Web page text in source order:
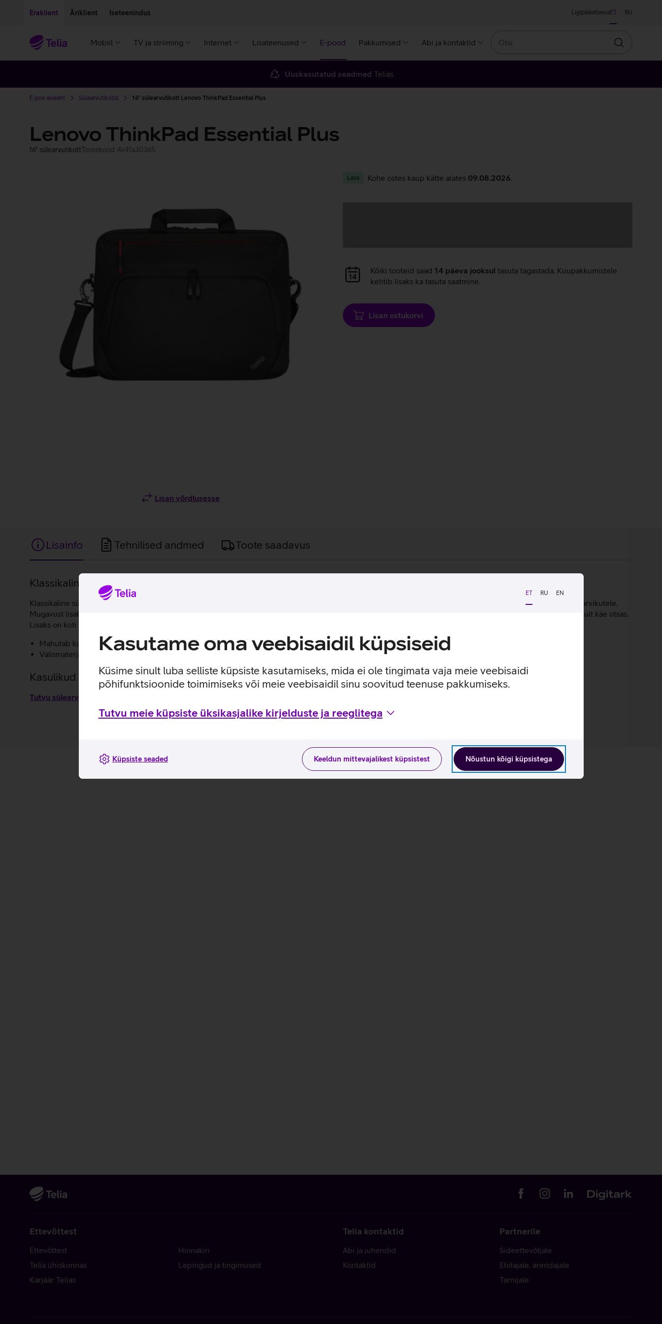
ET RU EN
Kasutame oma veebisaidil küpsiseid
Küsime sinult luba selliste küpsiste kasutamiseks, mida ei ole tingimata vaja meie veebisaidi
põhifunktsioonide toimimiseks või meie veebisaidil sinu soovitud teenuse pakkumiseks.
Tutvu meie küpsiste üksikasjalike kirjelduste ja reeglitega
Nõustun kõigi küpsistega
Keeldun mittevajalikest küpsistest
Küpsiste seaded
Eraklient Äriklient Iseteenindus LigipääsetavusET RU
Mobiil TV ja striiming Internet Lisateenused E-pood Pakkumised Abi ja kontaktid
Otsin
Uuskasutatud seadmed Telias
E-poe avaleht Sülearvutikotid 16" sülearvutikott Lenovo ThinkPad Essential Plus
Lenovo ThinkPad Essential Plus
16" sülearvutikottTootekood: 4x41a30365
Lisan võrdlusesse
Laos Kohe ostes kaup kätte alates 09.08.2026
Andmete
laadimine
Kõiki tooteid saad 14 päeva jooksul tasuta tagastada. Kuupakkumistele
kehtib lisaks ka tasuta saatmine.
Lisan ostukorvi
Lisainfo Tehnilised andmed Toote saadavus
Lisainfo
Klassikaline sülearvutikott igapäevaseks kasutamiseks.
Klassikaline sülearvutikott, mis mahutab kuni 16-tollise sülearvuti. Kotil on eraldi sülearvutisahtel ning mahukas põhiosa dokumentidele, paberitele ja muudele tarvikutele.
Mugavust lisab hõlpsasti kasutatav lukuga esitasku, kuhu saab paigutada laadija ja teised väärtuslikud esemed. Õlarihm on eemaldatav ja kotti saab kanda ka ainult käe otsas.
Lisaks on koti tagaküljel pagasirihm, mis võimaldab kotti mugavalt reisikohvrile kinnitada.
Mahutab kuni 16-tollise sülearvuti.
Välismaterjal on valmistatud 100% taaskasutatud materjalidest.
Kasulikud lingid
Tutvu sülearvutikoti Lenovo ThinkPad Essential Plus omaduste ja kasutusviisidega tootja kodulehel
Ettevõttest
Ettevõttest
Telia ühiskonnas
Karjäär Telias
Hinnakiri
Lepingud ja tingimused
Telia kontaktid
Abi ja juhendid
Kontaktid
Partnerile
Sideettevõtjale
Ehitajale, arendajale
Tarnijale